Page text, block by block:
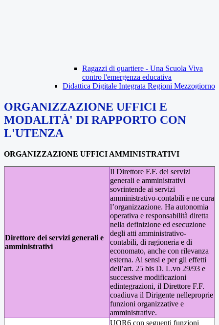
Ragazzi di quartiere - Una Scuola Viva
contro l'emergenza educativa
Didattica Digitale Integrata Regioni Mezzogiorno
ORGANIZZAZIONE UFFICI E
MODALITÀ' DI RAPPORTO CON
L'UTENZA
ORGANIZZAZIONE UFFICI AMMINISTRATIVI
Direttore dei servizi generali e
amministrativi
Il Direttore F.F. dei servizi
generali e amministrativi
sovrintende ai servizi
amministrativo-contabili e ne cura
l’organizzazione. Ha autonomia
operativa e responsabilità diretta
nella definizione ed esecuzione
degli atti amministrativo-
contabili, di ragioneria e di
economato, anche con rilevanza
esterna. Ai sensi e per gli effetti
dell’art. 25 bis D. L.vo 29/93 e
successive modificazioni
edintegrazioni, il Direttore F.F.
coadiuva il Dirigente nelleproprie
funzioni organizzative e
amministrative.
UOR6 con seguenti funzioni